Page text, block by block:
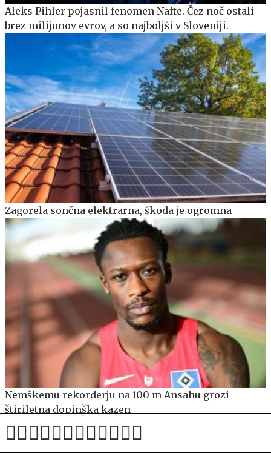
Aleks Pihler pojasnil fenomen Nafte. Čez noč ostali
brez milijonov evrov, a so najboljši v Sloveniji.
Zagorela sončna elektrarna, škoda je ogromna
Nemškemu rekorderju na 100 m Ansahu grozi
štiriletna dopinška kazen